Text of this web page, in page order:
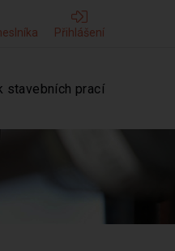
Přihlášení
stavebních prací